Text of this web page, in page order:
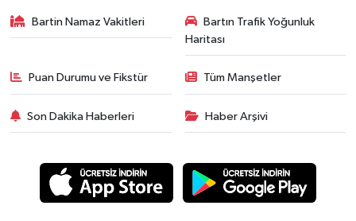
Bartin Namaz Vakitleri
Bartın Trafik Yoğunluk
Haritası
Puan Durumu ve Fikstür Tüm Manşetler
Son Dakika Haberleri Haber Arşivi